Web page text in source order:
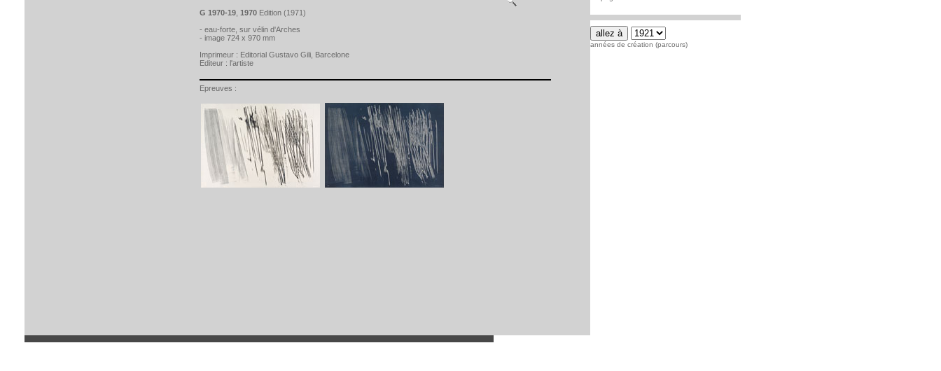
années de création (parcours)
G 1970-19, 1970Edition (1971)
- eau-forte, sur vélin d'Arches
- image 724 x 970 mm
Imprimeur : Editorial Gustavo Gili, Barcelone
Editeur : l'artiste
Epreuves :